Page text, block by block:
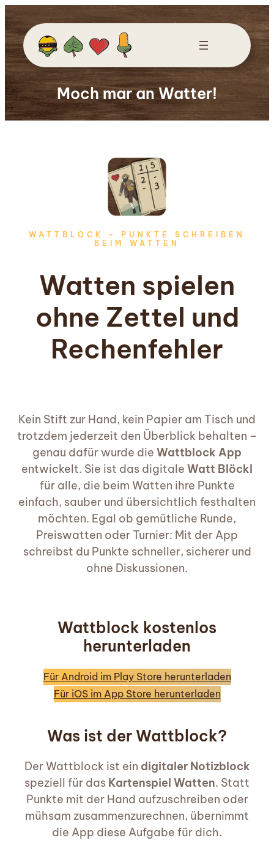
to
content
Moch mar an Watter!
WATTBLOCK – PUNKTE SCHREIBEN
BEIM WATTEN
Watten spielen
ohne Zettel und
Rechenfehler
Kein Stift zur Hand, kein Papier am Tisch und
trotzdem jederzeit den Überblick behalten –
genau dafür wurde die Wattblock App
entwickelt. Sie ist das digitale Watt Blöckl
für alle, die beim Watten ihre Punkte
einfach, sauber und übersichtlich festhalten
möchten. Egal ob gemütliche Runde,
Preiswatten oder Turnier: Mit der App
schreibst du Punkte schneller, sicherer und
ohne Diskussionen.
Wattblock kostenlos
herunterladen
Für Android im Play Store herunterladen
Für iOS im App Store herunterladen
Was ist der Wattblock?
Der Wattblock ist ein digitaler Notizblock
speziell für das Kartenspiel Watten. Statt
Punkte mit der Hand aufzuschreiben oder
mühsam zusammenzurechnen, übernimmt
die App diese Aufgabe für dich.